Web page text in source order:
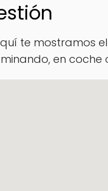
te mostramos
en coche